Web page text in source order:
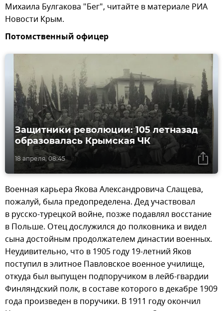
Михаила Булгакова "Бег", читайте в материале РИА
Новости Крым.
Потомственный офицер
18 апреля, 08:45
Защитники революции: 105 летназад
образовалась Крымская ЧК
Военная карьера Якова Александровича Слащева,
пожалуй, была предопределена. Дед участвовал
в русско-турецкой войне, позже подавлял восстание
в Польше. Отец дослужился до полковника и видел
сына достойным продолжателем династии военных.
Неудивительно, что в 1905 году 19-летний Яков
поступил в элитное Павловское военное училище,
откуда был выпущен подпоручиком в лейб-гвардии
Финляндский полк, в составе которого в декабре 1909
года произведен в поручики. В 1911 году окончил